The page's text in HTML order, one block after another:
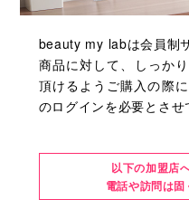
beauty my labは会員制
商品に対して、しっか
頂けるようご購入の際
のログインを必要とさせ
以下の加盟店
電話や訪問は固